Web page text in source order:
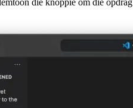
en geniet die ervaring